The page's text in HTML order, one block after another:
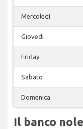
Mercoledì
Giovedi
Friday
Sabato
Domenica
Il banco